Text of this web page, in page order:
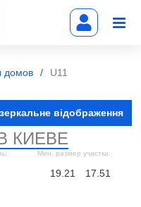
домов U11
відображення
КИЕВЕ
Мин. размер участка:
19.21 17.51